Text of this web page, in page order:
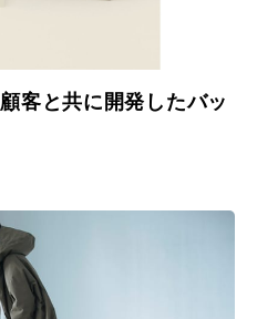
客と共に開発したバッ